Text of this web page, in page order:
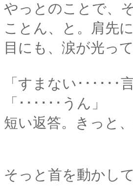
やっとのことで、
ことん、と。肩先
目にも、涙が光って
「すまない･･････
「･･････うん」
短い返答。きっと
そっと首を動かし